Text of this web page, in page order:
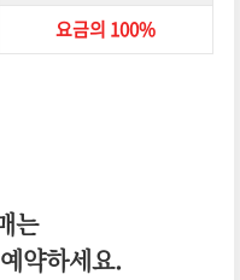
요금의 100%
는
약하세요.